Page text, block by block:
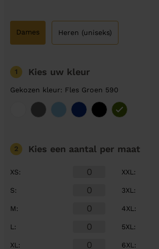
Dames Heren (uniseks)
1 Kies uw kleur
Gekozen kleur: Fles Groen 590
2 Kies een aantal per maat
XS:
S:
M:
L :
XL :
XXL :
3XL :
4XL :
5XL :
6XL :